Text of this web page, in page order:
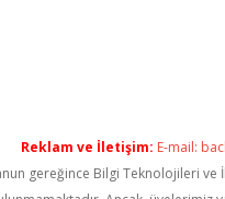
Reklam ve İletişim: E-mail:
gereğince Bilgi Teknolojileri